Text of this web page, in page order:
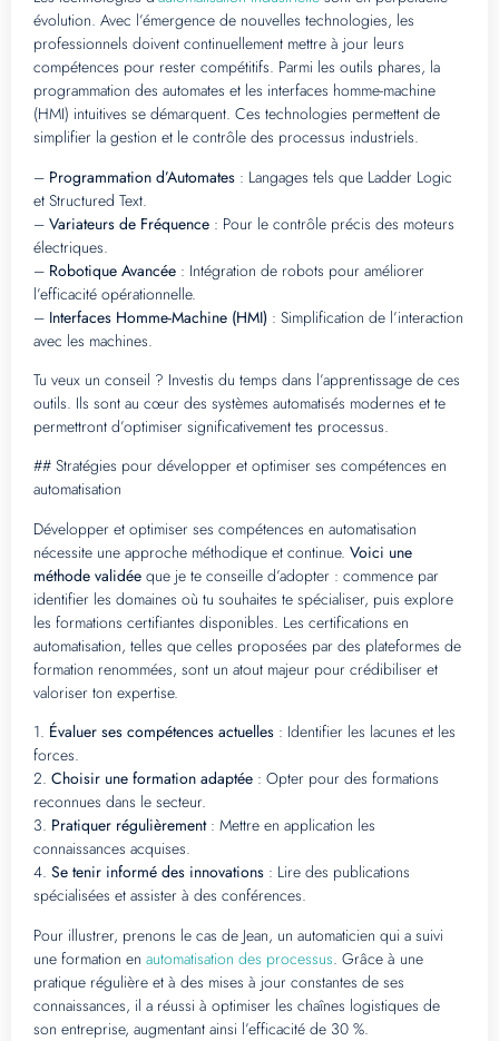
évolution. Avec l’émergence de nouvelles technologies, les
professionnels doivent continuellement mettre à jour leurs
compétences pour rester compétitifs. Parmi les outils phares, la
programmation des automates et les interfaces homme-machine
(HMI) intuitives se démarquent. Ces technologies permettent de
simplifier la gestion et le contrôle des processus industriels.
– Programmation d’Automates : Langages tels que Ladder Logic
et Structured Text.
– Variateurs de Fréquence : Pour le contrôle précis des moteurs
électriques.
– Robotique Avancée : Intégration de robots pour améliorer
l’efficacité opérationnelle.
– Interfaces Homme-Machine (HMI) : Simplification de l’interaction
avec les machines.
Tu veux un conseil ? Investis du temps dans l’apprentissage de ces
outils. Ils sont au cœur des systèmes automatisés modernes et te
permettront d’optimiser significativement tes processus.
## Stratégies pour développer et optimiser ses compétences en
automatisation
Développer et optimiser ses compétences en automatisation
nécessite une approche méthodique et continue. Voici une
méthode validée que je te conseille d’adopter : commence par
identifier les domaines où tu souhaites te spécialiser, puis explore
les formations certifiantes disponibles. Les certifications en
automatisation, telles que celles proposées par des plateformes de
formation renommées, sont un atout majeur pour crédibiliser et
valoriser ton expertise.
1. Évaluer ses compétences actuelles : Identifier les lacunes et les
forces.
2. Choisir une formation adaptée : Opter pour des formations
reconnues dans le secteur.
3. Pratiquer régulièrement: Mettre en application les
connaissances acquises.
4. Se tenir informé des innovations : Lire des publications
spécialisées et assister à des conférences.
Pour illustrer, prenons le cas de Jean, un automaticien qui a suivi
une formation en automatisation des processus. Grâce à une
pratique régulière et à des mises à jour constantes de ses
connaissances, il a réussi à optimiser les chaînes logistiques de
son entreprise, augmentant ainsi l’efficacité de 30 %.